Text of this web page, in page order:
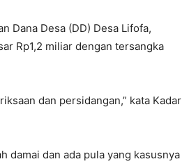
Dana Desa (DD) Desa Lifofa,
Rp1,2 miliar dengan tersangka
dan persidangan,” kata Kadar
damai dan ada pula yang kasusnya